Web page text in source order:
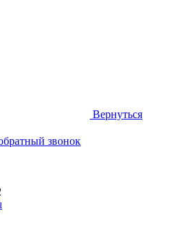
Вернуться
звонок